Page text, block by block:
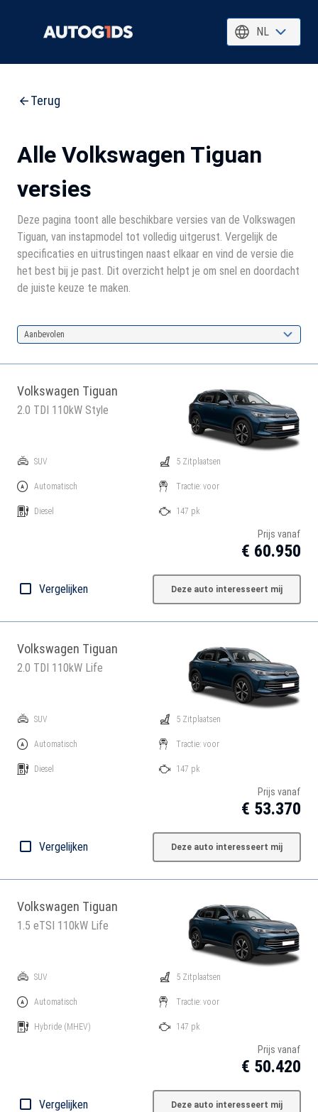
NL
Terug
Alle Volkswagen Tiguan
versies
Deze pagina toont alle beschikbare versies van de Volkswagen
Tiguan, van instapmodel tot volledig uitgerust. Vergelijk de
specificaties en uitrustingen naast elkaar en vind de versie die
het best bij je past. Dit overzicht helpt je om snel en doordacht
de juiste keuze te maken.
Aanbevolen
Volkswagen Tiguan
2.0 TDI 110kW Style
SUV
Automatisch
Diesel
5 Zitplaatsen
Tractie: voor
147 pk
Prijs vanaf
€ 60.950
Vergelijken Deze auto interesseert mij
Volkswagen Tiguan
2.0 TDI 110kW Life
SUV
Automatisch
Diesel
5 Zitplaatsen
Tractie: voor
147 pk
Prijs vanaf
€ 53.370
Vergelijken Deze auto interesseert mij
Volkswagen Tiguan
1.5 eTSI 110kW Life
SUV
Automatisch
Hybride (MHEV)
5 Zitplaatsen
Tractie: voor
147 pk
Prijs vanaf
€ 50.420
Vergelijken Deze auto interesseert mij